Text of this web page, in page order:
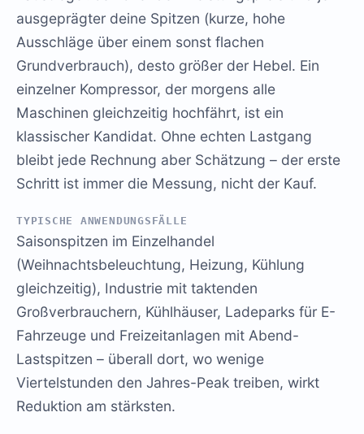
ausgeprägter deine Spitzen (kurze, hohe
Ausschläge über einem sonst flachen
Grundverbrauch), desto größer der Hebel. Ein
einzelner Kompressor, der morgens alle
Maschinen gleichzeitig hochfährt, ist ein
klassischer Kandidat. Ohne echten Lastgang
bleibt jede Rechnung aber Schätzung – der erste
Schritt ist immer die Messung, nicht der Kauf.
TYPISCHE ANWENDUNGSFÄLLE
Saisonspitzen im Einzelhandel
(Weihnachtsbeleuchtung, Heizung, Kühlung
gleichzeitig), Industrie mit taktenden
Großverbrauchern, Kühlhäuser, Ladeparks für E-
Fahrzeuge und Freizeitanlagen mit Abend-
Lastspitzen – überall dort, wo wenige
Viertelstunden den Jahres-Peak treiben, wirkt
Reduktion am stärksten.